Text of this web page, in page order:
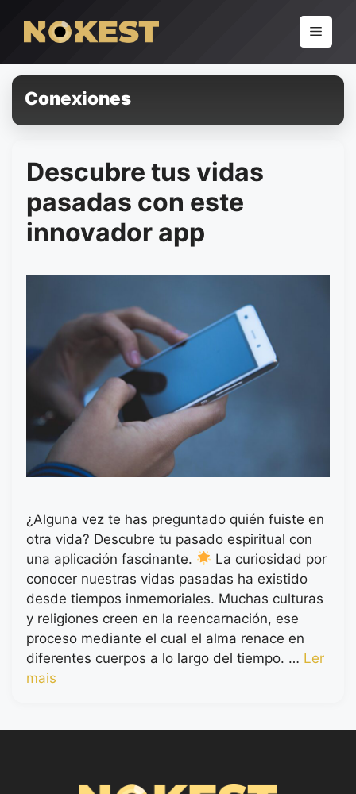
conteúdo
Menu
Conexiones
Descubre tus vidas
pasadas con este
innovador app
¿Alguna vez te has preguntado quién fuiste en
otra vida? Descubre tu pasado espiritual con
una aplicación fascinante.
La curiosidad por
conocer nuestras vidas pasadas ha existido
desde tiempos inmemoriales. Muchas culturas
y religiones creen en la reencarnación, ese
proceso mediante el cual el alma renace en
diferentes cuerpos a lo largo del tiempo. … Ler
mais